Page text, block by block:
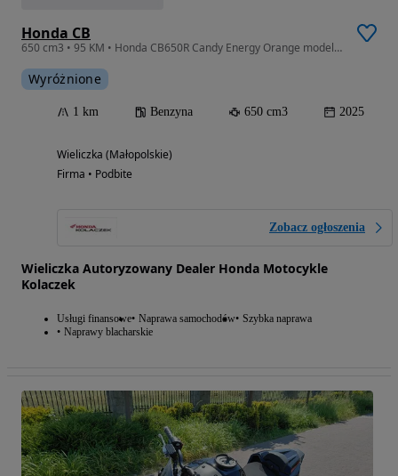
Honda CB
650 cm3 • 95 KM • Honda CB650R Candy Energy Orange model 2026! MANUAL
Wyróżnione
1 km Benzyna 650 cm3 2025
Wieliczka (Małopolskie)
Firma • Podbite
Zobacz ogłoszenia
Wieliczka Autoryzowany Dealer Honda Motocykle
Kolaczek
Usługi finansowe Naprawa samochodów Szybka naprawa
Naprawy blacharskie